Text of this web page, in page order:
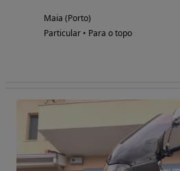
Maia (Porto)
Particular • Para o topo